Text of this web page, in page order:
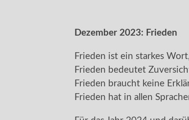
Dezember 2023: Frieden
Frieden ist ein starkes
Frieden bedeutet
Frieden braucht keine
Frieden hat in allen